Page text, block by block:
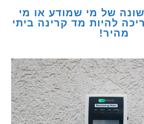
מי שמודע או מי
מד קרינה ביתי